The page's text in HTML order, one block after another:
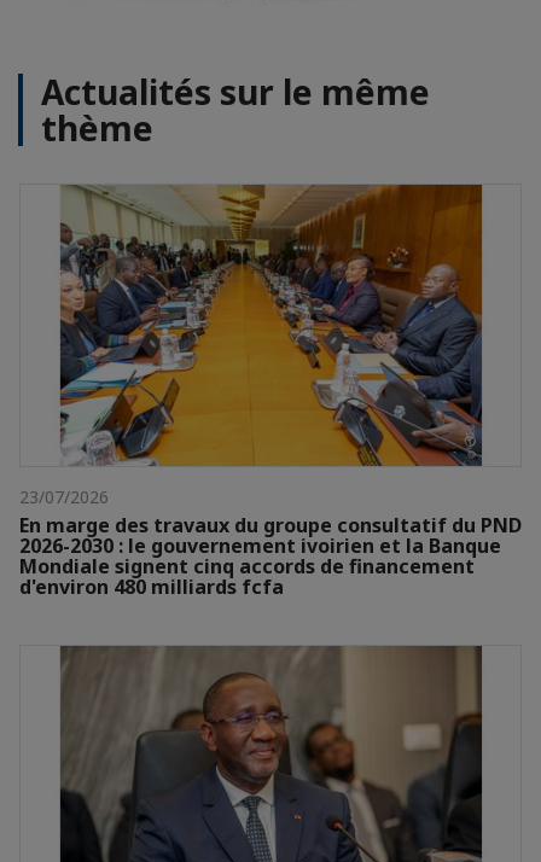
Actualités sur le même
thème
23/07/2026
En marge des travaux du groupe consultatif du PND
2026-2030 : le gouvernement ivoirien et la Banque
Mondiale signent cinq accords de financement
d'environ 480 milliards fcfa